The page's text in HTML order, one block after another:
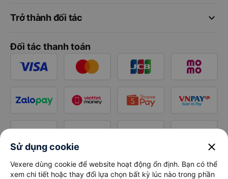
keyboard_arrow_down
Trở thành đối tác
Đối tác thanh toán
Sử dụng cookie close
Vexere dùng cookie để website hoạt động ổn định. Bạn có thể
xem chi tiết hoặc thay đổi lựa chọn bất kỳ lúc nào trong phần